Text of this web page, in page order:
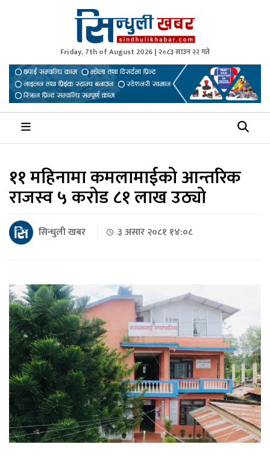
Sindhuli Khabar
News from Sindhuli Nepal
Friday, 7th of August 2026 | २०८३ साउन २२ गते
११ महिनामा कमलामाईको आन्तरिक
राजस्व ५ करोड ८१ लाख उठ्यो
सिन्धुली खबर ३ असार २०८१ १४:०८